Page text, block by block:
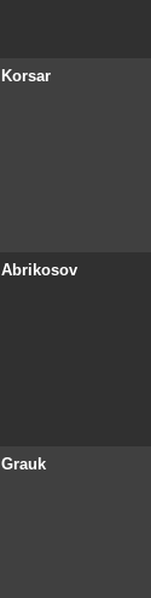
Korsar
Abrikosov
Grauk